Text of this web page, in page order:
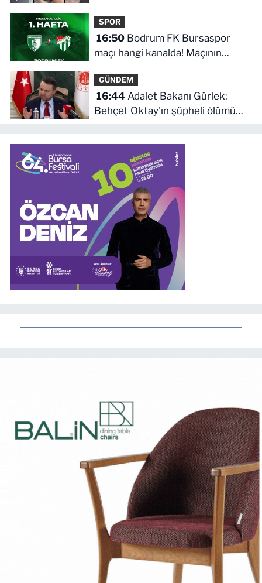
SPOR
16:50Bodrum FK Bursaspor
maçı hangi kanalda! Maçının
yayıncıları belli oldu
GÜNDEM
16:44Adalet Bakanı Gürlek:
Behçet Oktay'ın şüpheli ölümü
yeniden kapsamlı şekilde